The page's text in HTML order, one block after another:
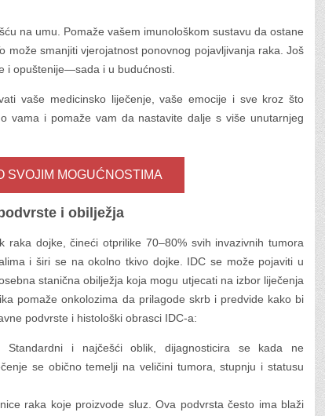
na umu. Pomaže vašem imunološkom sustavu da ostane
može smanjiti vjerojatnost ponovnog pojavljivanja raka. Još
i opuštenije—sada i u budućnosti.
vaše medicinsko liječenje, vaše emocije i sve kroz što
vama i pomaže vam da nastavite dalje s više unutarnjeg
SVOJIM MOGUĆNOSTIMA
i obilježja
raka dojke, čineći otprilike 70–80% svih invazivnih tumora
i širi se na okolno tkivo dojke. IDC se može pojaviti u
stanična obilježja koja mogu utjecati na izbor liječenja
pomaže onkolozima da prilagode skrb i predvide kako bi
podvrste i histološki obrasci IDC-a:
Standardni i najčešći oblik, dijagnosticira se kada ne
se obično temelji na veličini tumora, stupnju i statusu
raka koje proizvode sluz. Ova podvrsta često ima blaži